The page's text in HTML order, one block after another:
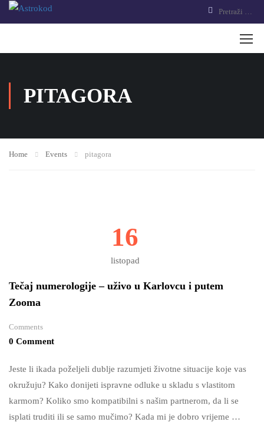
PITAGORA
Home Events pitagora
16
listopad
Tečaj numerologije – uživo u Karlovcu i putem
Zooma
Comments
0 Comment
Jeste li ikada poželjeli dublje razumjeti životne situacije koje vas
okružuju? Kako donijeti ispravne odluke u skladu s vlastitom
karmom? Koliko smo kompatibilni s našim partnerom, da li se
isplati truditi ili se samo mučimo? Kada mi je dobro vrijeme …